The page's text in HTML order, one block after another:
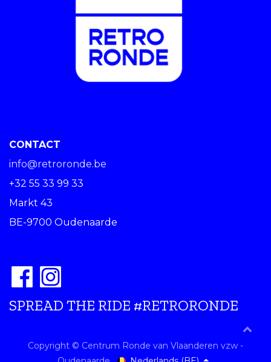
CONTACT
info@retroronde.be
+32 55 33 99 33
Markt 43
BE-9700 Oudenaarde
SPREAD THE RIDE #RETRORONDE
Copyright © Centrum Ronde van Vlaanderen vzw -